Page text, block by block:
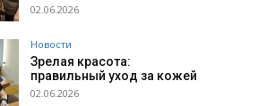
02.06.2026
Новости
Зрелая красота:
правильный уход за кожей
02.06.2026